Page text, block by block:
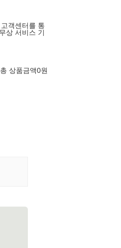
객센터를 통
상 서비스 기
총 상품금액0원